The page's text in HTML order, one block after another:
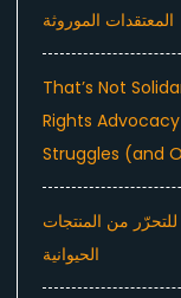
المعتقدات الموروثة
That’s Not
Rights
Struggles (and
من المنتجات
الحيوانية